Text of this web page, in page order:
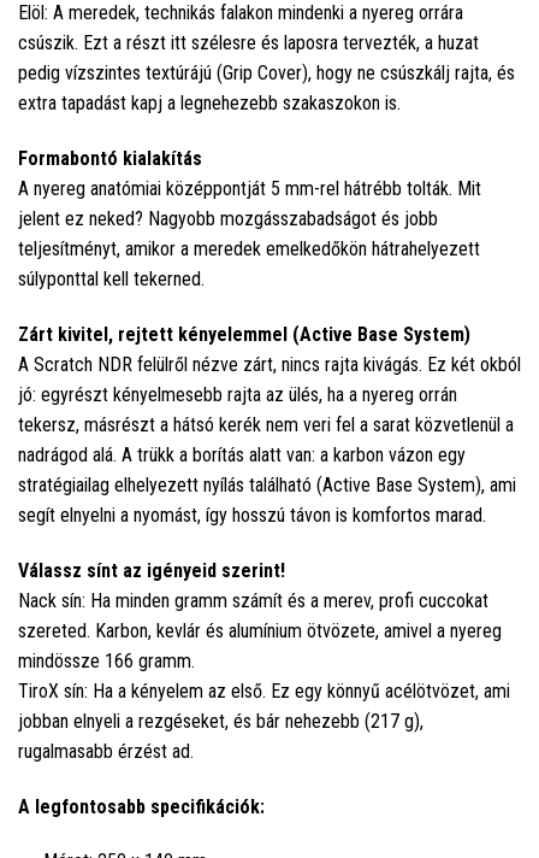
Elöl: A meredek, technikás falakon mindenki a nyereg orrára
csúszik. Ezt a részt itt szélesre és laposra tervezték, a huzat
pedig vízszintes textúrájú (Grip Cover), hogy ne csúszkálj rajta, és
extra tapadást kapj a legnehezebb szakaszokon is.
Formabontó kialakítás
A nyereg anatómiai középpontját 5 mm-rel hátrébb tolták. Mit
jelent ez neked? Nagyobb mozgásszabadságot és jobb
teljesítményt, amikor a meredek emelkedőkön hátrahelyezett
súlyponttal kell tekerned.
Zárt kivitel, rejtett kényelemmel (Active Base System)
A Scratch NDR felülről nézve zárt, nincs rajta kivágás. Ez két okból
jó: egyrészt kényelmesebb rajta az ülés, ha a nyereg orrán
tekersz, másrészt a hátsó kerék nem veri fel a sarat közvetlenül a
nadrágod alá. A trükk a borítás alatt van: a karbon vázon egy
stratégiailag elhelyezett nyílás található (Active Base System), ami
segít elnyelni a nyomást, így hosszú távon is komfortos marad.
Válassz sínt az igényeid szerint!
Nack sín: Ha minden gramm számít és a merev, profi cuccokat
szereted. Karbon, kevlár és alumínium ötvözete, amivel a nyereg
mindössze 166 gramm.
TiroX sín: Ha a kényelem az első. Ez egy könnyű acélötvözet, ami
jobban elnyeli a rezgéseket, és bár nehezebb (217 g),
rugalmasabb érzést ad.
A legfontosabb specifikációk: